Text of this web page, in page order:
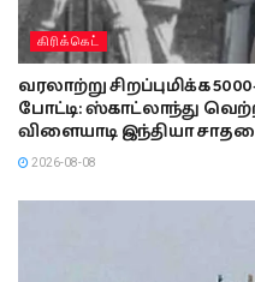
கிரிக்கெட்
வரலாற்று சிறப்புமிக்க
போட்டி: ஸ்காட்லாந்து
விளையாடி இந்தியா
2026-08-08